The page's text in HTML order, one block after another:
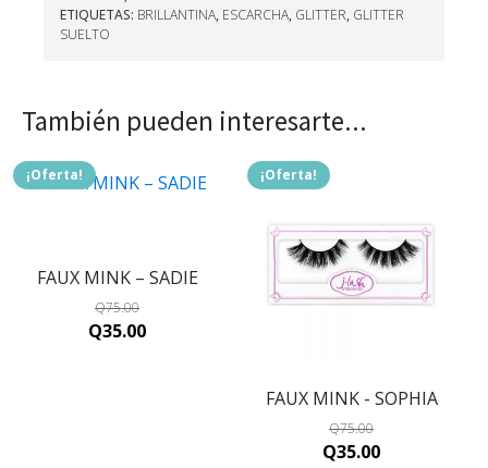
ETIQUETAS: BRILLANTINA, ESCARCHA, GLITTER, GLITTER
SUELTO
También pueden interesarte...
¡Oferta!
FAUX MINK – SADIE
Q75.00
Original
Q35.00Current
¡Oferta!
FAUX MINK - SOPHIA
Q75.00
Original
Q35.00Current